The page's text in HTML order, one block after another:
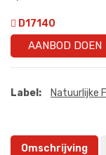
D17140
AANBOD DOEN
Label: Natuurlijke
Omschrijving